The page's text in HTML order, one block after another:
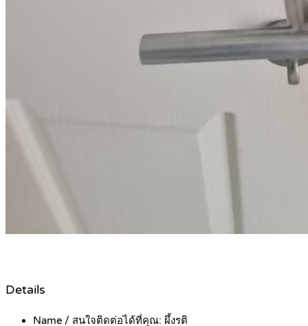
Details
Name / สนใจติดต่อได้ที่คุณ: ผึ้งรติ